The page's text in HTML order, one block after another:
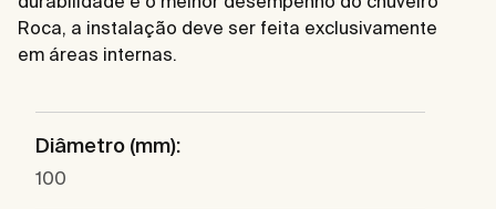
Roca, a instalação deve ser feita exclusivamente
em áreas internas.
Diâmetro (mm):
100